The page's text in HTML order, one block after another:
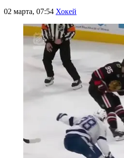
02 марта, 07:54 Хокей